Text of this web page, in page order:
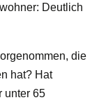
Deutlich
die
hat? Hat
unter 65